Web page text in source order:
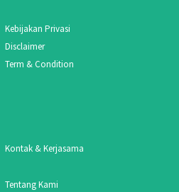
Kebijakan Privasi
Disclaimer
Term & Condition
Kontak & Kerjasama
Tentang Kami